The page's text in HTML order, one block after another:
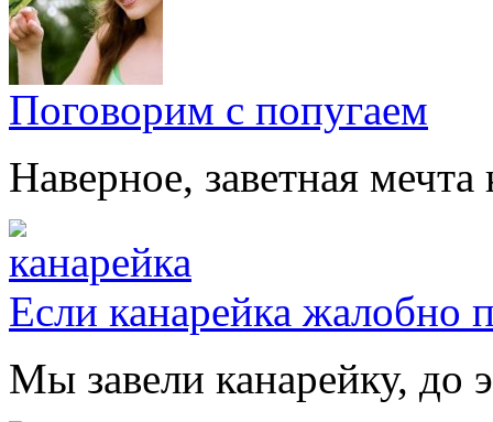
Поговорим с попугаем
Наверное, заветная
Если канарейка жалобно
Мы завели канарейку, до